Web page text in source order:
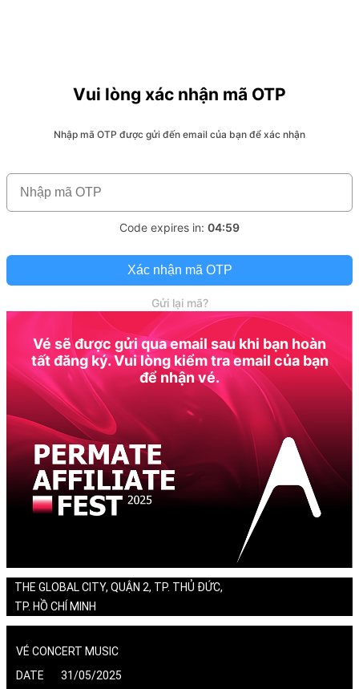
Vui lòng xác nhận mã OTP
Nhập mã OTP được gửi đến email của bạn để xác nhận
Code expires in: 04:59
Xác nhận mã OTP
Gửi lại mã?
Vé sẽ được gửi qua email sau khi bạn hoàn
tất đăng ký. Vui lòng kiểm tra email của bạn
để nhận vé.
THE GLOBAL CITY, QUẬN 2, TP. THỦ ĐỨC,
TP. HỒ CHÍ MINH
VÉ CONCERT MUSIC
DATE 31/05/2025